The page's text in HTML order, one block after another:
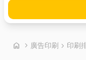
home chevron_right 首頁
廣告印刷 chevron_right 印刷